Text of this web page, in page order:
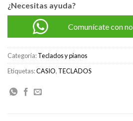
¿Necesitas ayuda?
Comunícate con
Categoría:Teclados y pianos
Etiquetas:CASIO, TECLADOS